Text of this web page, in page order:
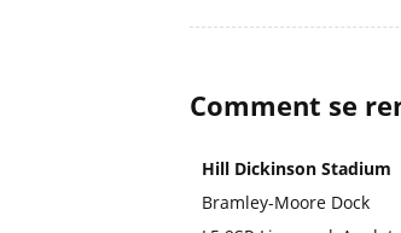
Comment se
Hill Dickinson Stadium
Bramley-Moore Dock